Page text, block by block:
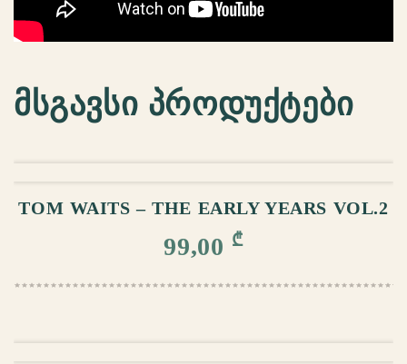
მსგავსი პროდუქტები
TOM WAITS – THE EARLY YEARS VOL.2
99,00 ₾